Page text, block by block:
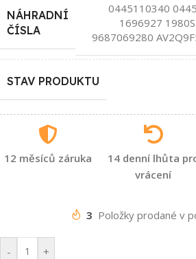
NÁHRADNÍ
ČÍSLA
0445110340
1696927
9687069280
STAV PRODUKTU
12 měsíců záruka
14 denní lhůta
vrácení
3 Položky prodané v
- +